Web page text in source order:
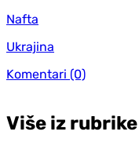
Nafta
Ukrajina
Komentari (0)
Više iz rubrike